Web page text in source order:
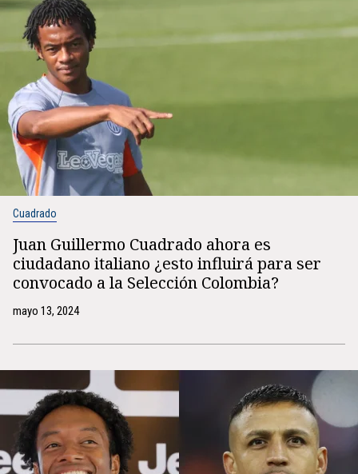
Cuadrado
Juan Guillermo Cuadrado ahora es
ciudadano italiano ¿esto influirá para ser
convocado a la Selección Colombia?
mayo 13, 2024